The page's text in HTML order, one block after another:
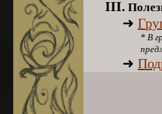
III.
➜
* В группе
➜